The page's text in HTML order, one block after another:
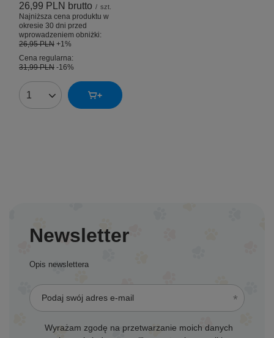
26,99 PLN brutto / szt.
Najniższa cena produktu w
okresie 30 dni przed
wprowadzeniem obniżki:
26,95 PLN +1%
Cena regularna:
31,99 PLN -16%
Ilość produktów
Newsletter
Opis newslettera
Podaj swój adres e-mail
Wyrażam zgodę na przetwarzanie moich danych